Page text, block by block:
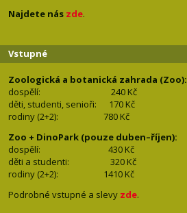
Najdete nás zde.
Vstupné
Zoologická a botanická zahrada (Zoo):
dospělí:
240 Kč
děti, studenti, senioři: 170 Kč
rodiny (2+2): 780 Kč
Zoo + DinoPark (pouze duben–říjen):
dospělí: 430 Kč
děti a studenti: 320 Kč
rodiny (2+2): 1410 Kč
Podrobné vstupné a slevy zde.